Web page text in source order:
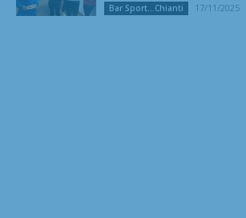
Bar Sport...Chianti 17/11/2025